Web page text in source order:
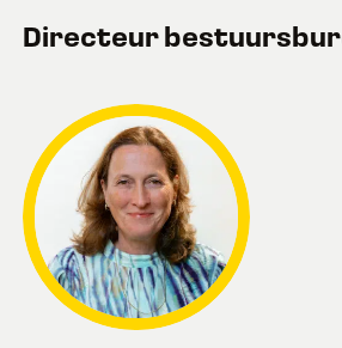
Directeur